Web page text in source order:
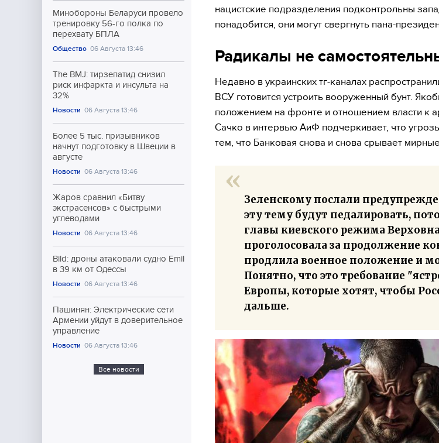
Минобороны Беларуси провело
тренировку 56-го полка по
перехвату БПЛА
Общество 06 Августа 13:46
The BMJ: тирзепатид снизил
риск инфаркта и инсульта на
32%
Новости 06 Августа 13:46
Более 5 тыс. призывников
начнут подготовку в Швеции в
августе
Новости 06 Августа 13:46
Жаров сравнил «Битву
экстрасенсов» с быстрыми
углеводами
Новости 06 Августа 13:46
Bild: дроны атаковали судно Emil
в 39 км от Одессы
Новости 06 Августа 13:46
Пашинян: Электрические сети
Армении уйдут в доверительное
управление
Новости 06 Августа 13:46
Все новости
нацистские подразделения подконтрольны
понадобится, они могут свергнуть пана-
Радикалы не
Недавно в украинских тг-каналах
ВСУ готовится устроить вооруженный бунт.
положением на фронте и отношением власти к
Сачко в интервью АиФ подчеркивает, что
тем, что Банковая снова и снова срывает
Зеленскому послали
эту тему будут педалировать,
главы киевского режима
проголосовала за продолжение
продлила военное положение и
Понятно, что это требование
Европы, которые хотят, чтобы
дальше.